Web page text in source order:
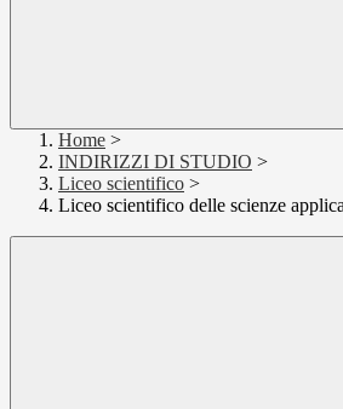
Home >
INDIRIZZI DI STUDIO >
Liceo scientifico >
Liceo scientifico delle scienze